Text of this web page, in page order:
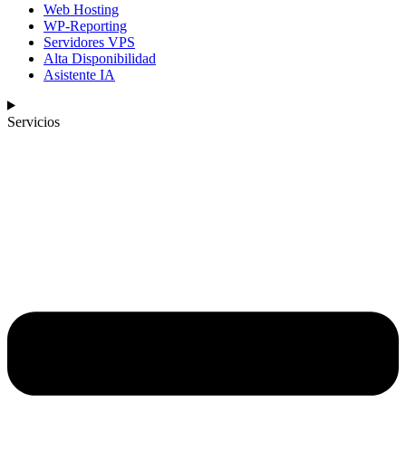
Web Hosting
WP-Reporting
Servidores VPS
Alta Disponibilidad
Asistente IA
Servicios